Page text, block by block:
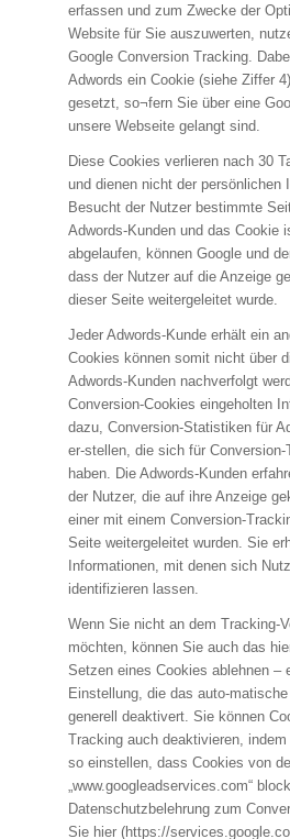
erfassen und zum Zwecke der
Website für Sie auszuwerten,
Google Conversion Tracking.
Adwords ein Cookie (siehe Ziffer
gesetzt, so¬fern Sie über eine
unsere Webseite gelangt sind.
Diese Cookies verlieren nach 30
und dienen nicht der persönlichen
Besucht der Nutzer bestimmte
Adwords-Kunden und das Cookie
abgelaufen, können Google und
dass der Nutzer auf die Anzeige
dieser Seite weitergeleitet wurde.
Jeder Adwords-Kunde erhält ein
Cookies können somit nicht über
Adwords-Kunden nachverfolgt
Conversion-Cookies eingeholten
dazu, Conversion-Statistiken für
er-stellen, die sich für
haben. Die Adwords-Kunden
der Nutzer, die auf ihre Anzeige
einer mit einem Conversion-
Seite weitergeleitet wurden. Sie
Informationen, mit denen sich
identifizieren lassen.
Wenn Sie nicht an dem Tracking-
möchten, können Sie auch das
Setzen eines Cookies ablehnen –
Einstellung, die das auto-
generell deaktivert. Sie können
Tracking auch deaktivieren,
so einstellen, dass Cookies von
„www.googleadservices.com“
Datenschutzbelehrung zum
Sie hier (https://